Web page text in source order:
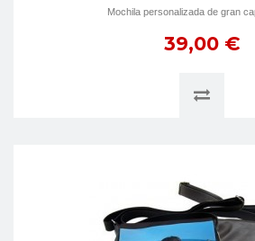
Mochila personalizada de gran
39,00 €